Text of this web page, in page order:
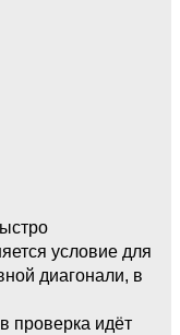
условие для
диагонали, в
проверка идёт